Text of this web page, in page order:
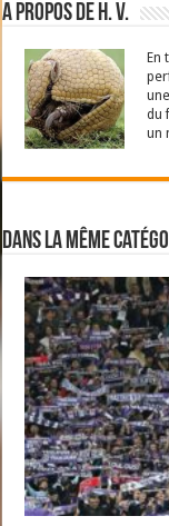
A propos de H. V.
En
du
un
Dans la même